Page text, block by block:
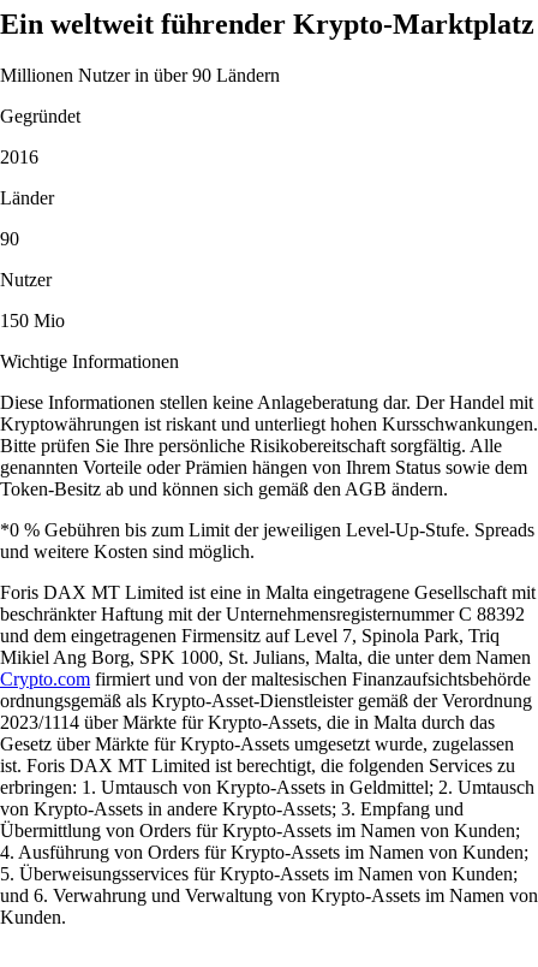
Ein weltweit führender Krypto-Marktplatz
Millionen Nutzer in über 90 Ländern
Gegründet
2016
Länder
90
Nutzer
150 Mio
Wichtige Informationen
Diese Informationen stellen keine Anlageberatung dar. Der Handel mit
Kryptowährungen ist riskant und unterliegt hohen Kursschwankungen.
Bitte prüfen Sie Ihre persönliche Risikobereitschaft sorgfältig. Alle
genannten Vorteile oder Prämien hängen von Ihrem Status sowie dem
Token-Besitz ab und können sich gemäß den AGB ändern.
*0 % Gebühren bis zum Limit der jeweiligen Level-Up-Stufe. Spreads
und weitere Kosten sind möglich.
Foris DAX MT Limited ist eine in Malta eingetragene Gesellschaft mit
beschränkter Haftung mit der Unternehmensregisternummer C 88392
und dem eingetragenen Firmensitz auf Level 7, Spinola Park, Triq
Mikiel Ang Borg, SPK 1000, St. Julians, Malta, die unter dem Namen
Crypto.com firmiert und von der maltesischen Finanzaufsichtsbehörde
ordnungsgemäß als Krypto-Asset-Dienstleister gemäß der Verordnung
2023/1114 über Märkte für Krypto-Assets, die in Malta durch das
Gesetz über Märkte für Krypto-Assets umgesetzt wurde, zugelassen
ist. Foris DAX MT Limited ist berechtigt, die folgenden Services zu
erbringen: 1. Umtausch von Krypto-Assets in Geldmittel; 2. Umtausch
von Krypto-Assets in andere Krypto-Assets; 3. Empfang und
Übermittlung von Orders für Krypto-Assets im Namen von Kunden;
4. Ausführung von Orders für Krypto-Assets im Namen von Kunden;
5. Überweisungsservices für Krypto-Assets im Namen von Kunden;
und 6. Verwahrung und Verwaltung von Krypto-Assets im Namen von
Kunden.